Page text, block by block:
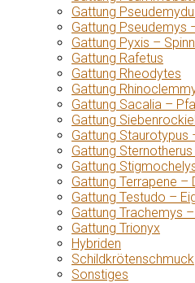
Gattung
Gattung Pseudemys
Gattung Pyxis –
Gattung Rafetus
Gattung Rheodytes
Gattung
Gattung Sacalia –
Gattung
Gattung Staurotypus
Gattung
Gattung
Gattung Terrapene –
Gattung Testudo –
Gattung Trachemys
Gattung Trionyx
Hybriden
Schildkrötenschmuck
Sonstiges